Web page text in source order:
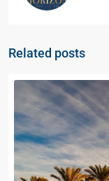
Related posts